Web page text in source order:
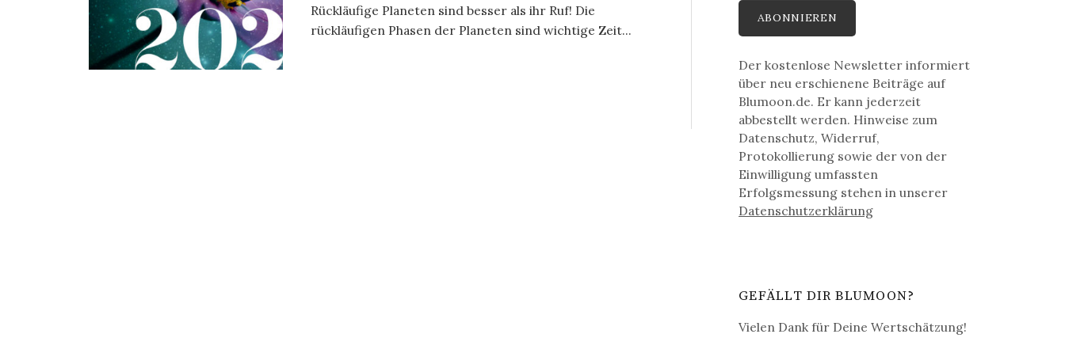
Rückläufige Planeten sind besser als ihr Ruf! Die
rückläufigen Phasen der Planeten sind wichtige Zeit...
Der kostenlose Newsletter informiert
über neu erschienene Beiträge auf
Blumoon.de. Er kann jederzeit
abbestellt werden. Hinweise zum
Datenschutz, Widerruf,
Protokollierung sowie der von der
Einwilligung umfassten
Erfolgsmessung stehen in unserer
Datenschutz­erklärung
GEFÄLLT DIR BLUMOON?
Vielen Dank für Deine Wertschätzung!